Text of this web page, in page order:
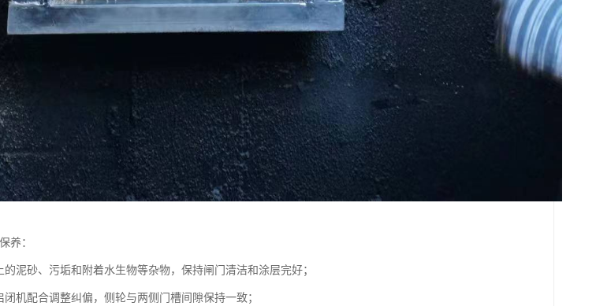
养：
泥砂、污垢和附着水生物等杂物，保持闸门清洁和涂层完好；
机配合调整纠偏，侧轮与两侧门槽间隙保持一致；